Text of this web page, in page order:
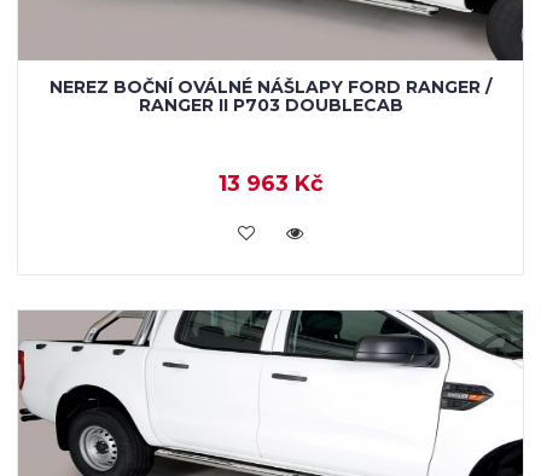
NEREZ BOČNÍ OVÁLNÉ NÁŠLAPY FORD RANGER /
RANGER II P703 DOUBLECAB
13 963 Kč
KOUPIT